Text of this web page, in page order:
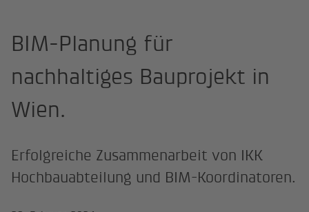
BIM-Planung für
nachhaltiges Bauprojekt in
Wien.
Erfolgreiche Zusammenarbeit von IKK
Hochbauabteilung und BIM-Koordinatoren.